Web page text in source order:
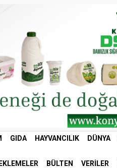
GIDA HAYVANCILIK DÜNYA
BÜLTEN VERILER